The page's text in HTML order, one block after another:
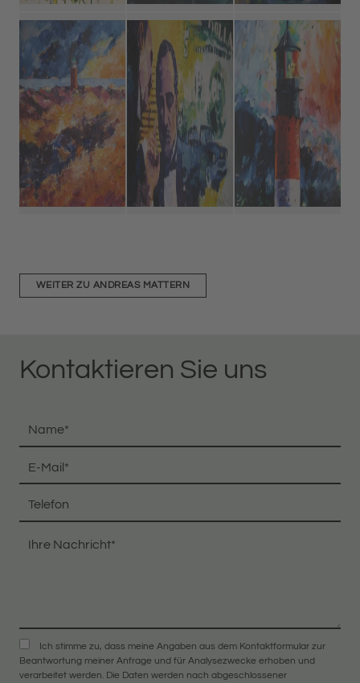
WEITER ZU ANDREAS MATTERN
Kontaktieren Sie uns
Ich stimme zu, dass meine Angaben aus dem Kontaktformular zur
Beantwortung meiner Anfrage und für Analysezwecke erhoben und
verarbeitet werden. Die Daten werden nach abgeschlossener